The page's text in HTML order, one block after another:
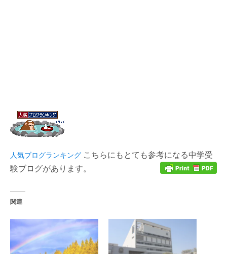
人気ブログランキング こちらにもとても参考になる中学受
験ブログがあります。
関連